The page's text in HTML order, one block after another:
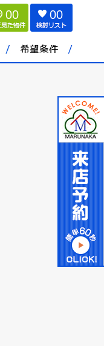
00 00